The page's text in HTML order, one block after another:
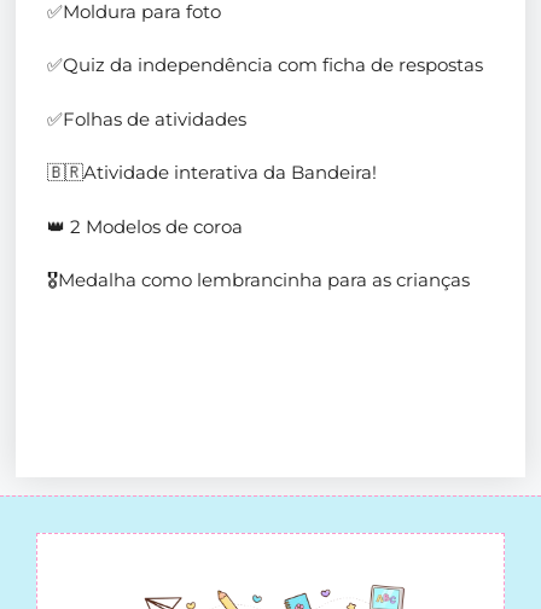
✅Moldura para foto
✅Quiz da independência com ficha de respostas
✅Folhas de atividades
🇧🇷Atividade interativa da Bandeira!
👑 2 Modelos de coroa
🎖️Medalha como lembrancinha para as crianças